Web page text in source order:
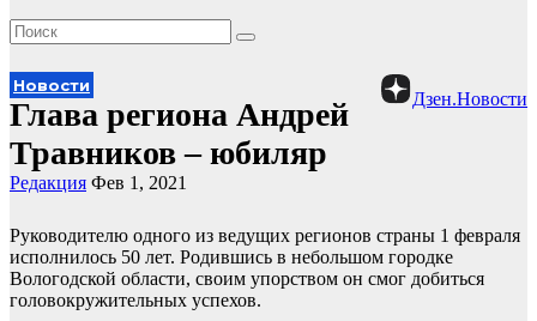
Дзен.Новости
Новости
Глава региона Андрей
Травников – юбиляр
Редакция Фев 1, 2021
Руководителю одного из ведущих регионов страны 1 февраля
исполнилось 50 лет. Родившись в небольшом городке
Вологодской области, своим упорством он смог добиться
головокружительных успехов.